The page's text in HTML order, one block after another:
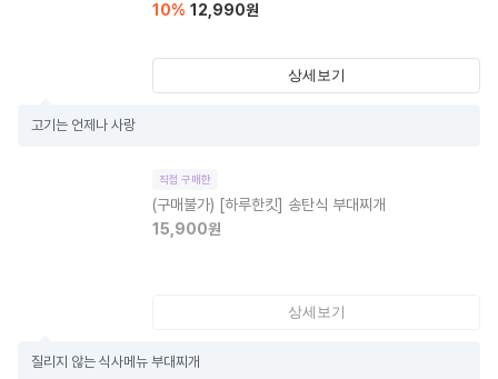
10% 12,990원
상세보기
고기는 언제나 사랑
직접 구매한
(구매불가) [하루한킷] 송탄식 부대찌개
15,900원
상세보기
질리지 않는 식사메뉴 부대찌개